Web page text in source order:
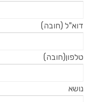
דוא"ל (חובה)
טלפון(חובה)
נושא